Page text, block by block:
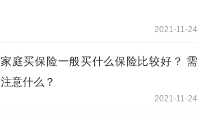
2021-11-24
家庭买保险一般买什么保险比较好？ 需
注意什么？
2021-11-24